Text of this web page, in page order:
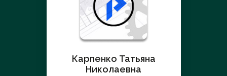
Карпенко Татьяна
Николаевна